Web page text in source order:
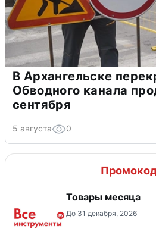
В Архангельске
Обводного канала
сентября
5 августа 0
Товары месяца
До 31 декабря, 2026